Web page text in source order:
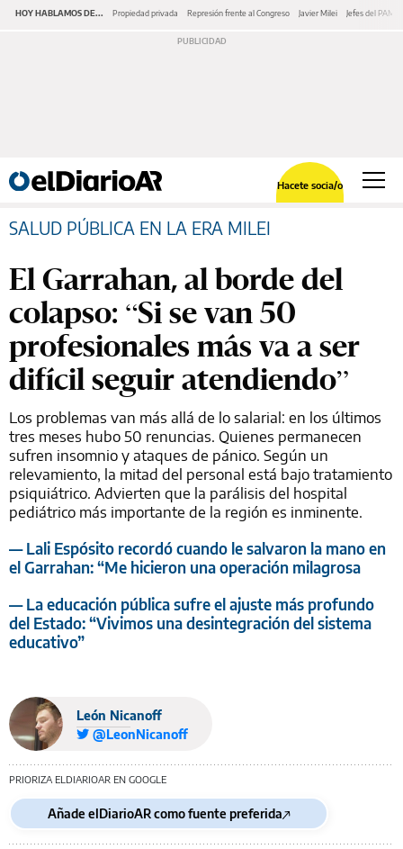
HOY HABLAMOS DE... Propiedad privada Represión frente al Congreso Javier Milei Jefes del PAMI
Hacete socia/o
SALUD PÚBLICA EN LA ERA MILEI
El Garrahan, al borde del
colapso: “Si se van 50
profesionales más va a ser
difícil seguir atendiendo”
Los problemas van más allá de lo salarial: en los últimos
tres meses hubo 50 renuncias. Quienes permanecen
sufren insomnio y ataques de pánico. Según un
relevamiento, la mitad del personal está bajo tratamiento
psiquiátrico. Advierten que la parálisis del hospital
pediátrico más importante de la región es inminente.
— Lali Espósito recordó cuando le salvaron la mano en
el Garrahan: “Me hicieron una operación milagrosa
— La educación pública sufre el ajuste más profundo
del Estado: “Vivimos una desintegración del sistema
educativo”
León Nicanoff
@LeonNicanoff
PRIORIZA ELDIARIOAR EN GOOGLE
Añade elDiarioAR como fuente preferida